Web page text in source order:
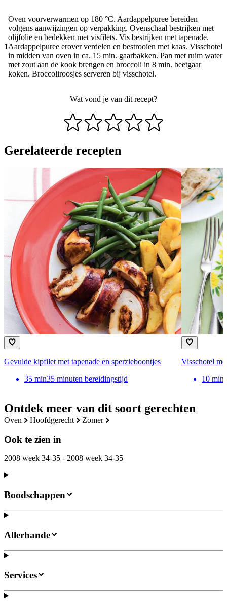
Ontdek meer van dit soort gerechten
oven hoofdgerecht zomer
Ook te zien in
2008 week 34-35 - 2008 week 34-35
1
Oven voorverwarmen op 180 °C. Aardappelpuree bereiden
volgens aanwijzingen op verpakking. Ovenschaal bestrijken met
olijfolie en bedekken met visfilets. Vis bestrijken met tapenade.
Aardappelpuree erover verdelen en bestrooien met kaas. Visschotel
in midden van oven in ca. 15 min. gaarbakken. Pan met ruim water
met zout aan de kook brengen en broccoli in 8 min. beetgaar
koken. Broccoliroosjes serveren bij visschotel.
Wat vond je van dit recept?
Gerelateerde recepten
Gevulde kipfilet met tapenade en sperzieboontjes
35 min35 minuten bereidingstijd
Visschotel
10 min
Boodschappen
Allerhande
Services